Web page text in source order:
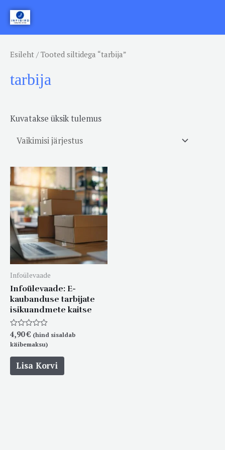
Skip
content
Esileht / Tooted siltidega “tarbija”
tarbija
Kuvatakse üksik tulemus
Infoülevaade
Infoülevaade: E-
kaubanduse tarbijate
isikuandmete kaitse
Hinnanguga
/
4,90€ (hind sisaldab
käibemaksu)
Lisa Korvi